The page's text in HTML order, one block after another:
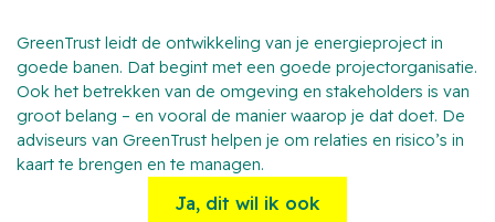
GreenTrust leidt de ontwikkeling van je energieproject in
goede banen. Dat begint met een goede projectorganisatie.
Ook het betrekken van de omgeving en stakeholders is van
groot belang – en vooral de manier waarop je dat doet. De
adviseurs van GreenTrust helpen je om relaties en risico’s in
kaart te brengen en te managen.
Ja, dit wil ik ook